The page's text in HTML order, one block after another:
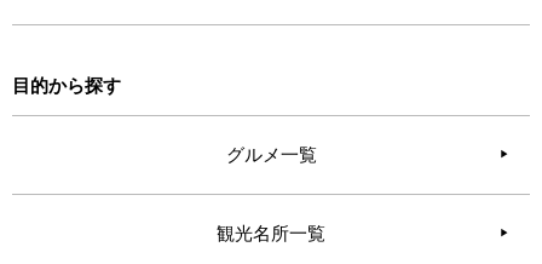
目的から探す
グルメ一覧
観光名所一覧